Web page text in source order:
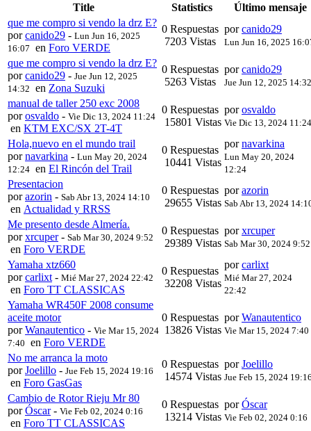
Title
Statistics
Último mensaje
que me compro si vendo la drz E?
porcanido29 - Lun Jun 16, 2025
16:07 en Foro VERDE
0 Respuestas
7203 Vistas
porcanido29
Lun Jun 16, 2025
que me compro si vendo la drz E?
porcanido29 - Jue Jun 12, 2025
14:32 en Zona Suzuki
0 Respuestas
5263 Vistas
porcanido29
Jue Jun 12, 2025 14:32
manual de taller 250 exc 2008
porosvaldo - Vie Dic 13, 2024 11:24
en KTM EXC/SX 2T-4T
0 Respuestas
15801 Vistas
porosvaldo
Vie Dic 13, 2024 11:24
Hola,nuevo en el mundo trail
pornavarkina - Lun May 20, 2024
12:24 en El Rincón del Trail
0 Respuestas
10441 Vistas
pornavarkina
Lun May 20, 2024
12:24
Presentacion
porazorin - Sab Abr 13, 2024 14:10
en Actualidad y RRSS
0 Respuestas
29655 Vistas
porazorin
Sab Abr 13, 2024
Me presento desde Almería.
porxrcuper- Sab Mar 30, 2024 9:52
en Foro VERDE
0 Respuestas
29389 Vistas
porxrcuper
Sab Mar 30, 2024 9:52
Yamaha xtz660
porcarlixt - Mié Mar 27, 2024 22:42
en Foro TT CLASSICAS
0 Respuestas
32208 Vistas
porcarlixt
Mié Mar 27, 2024
22:42
Yamaha WR450F 2008 consume
aceite motor
porWanautentico - Vie Mar 15, 2024
7:40 en Foro VERDE
0 Respuestas
13826 Vistas
porWanautentico
Vie Mar 15, 2024 7:40
No me arranca la moto
porJoelillo - Jue Feb 15, 2024 19:16
en Foro GasGas
0 Respuestas
14574 Vistas
porJoelillo
Jue Feb 15, 2024
Cambio de Rotor Rieju Mr 80
porÓscar- Vie Feb 02, 2024 0:16
en Foro TT CLASSICAS
0 Respuestas
13214 Vistas
porÓscar
Vie Feb 02, 2024 0:16